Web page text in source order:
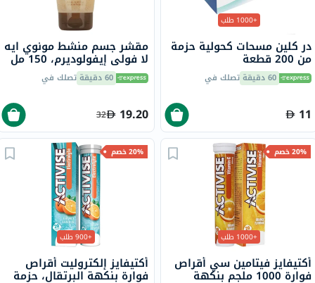
+1000 طلب
در كلين مسحات كحولية حزمة
من 200 قطعة
60 دقيقة تصلك في
11
مقشر جسم منشط مونوي ايه
لا فولي إيفولوديرم، 150 مل
60 دقيقة تصلك في
19.20
32
20% خصم
+1000 طلب
أكتيفايز فيتامين سي أقراص
فوارة 1000 ملجم بنكهة
20% خصم
+900 طلب
أكتيفايز إلكتروليت أقراص
فوارة بنكهة البرتقال، حزمة